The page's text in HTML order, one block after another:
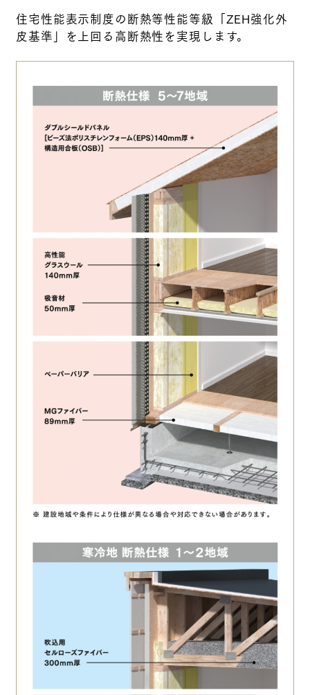
住宅性能表示制度の断熱等性能等級「ZEH強化外
皮基準」を上回る高断熱性を実現します。